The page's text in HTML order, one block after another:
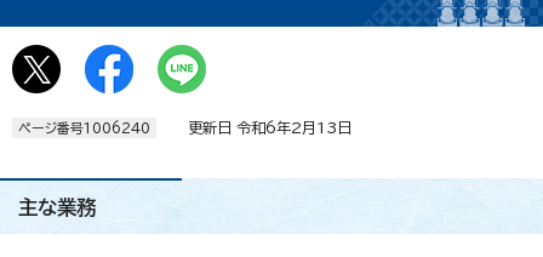
ページ番号1006240 更新日 令和6年2月13日
主な業務